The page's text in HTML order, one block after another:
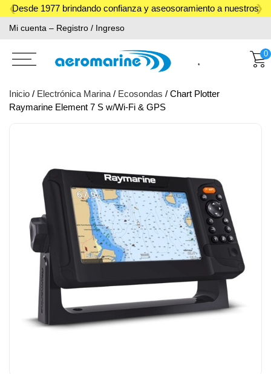
SkipDesde 1977 brindando confianza y aseosoramiento a nuestros
clientes.
Mi cuenta – Registro / Ingreso
0
Inicio / Electrónica Marina / Ecosondas / Chart Plotter
Raymarine Element 7 S w/Wi-Fi & GPS